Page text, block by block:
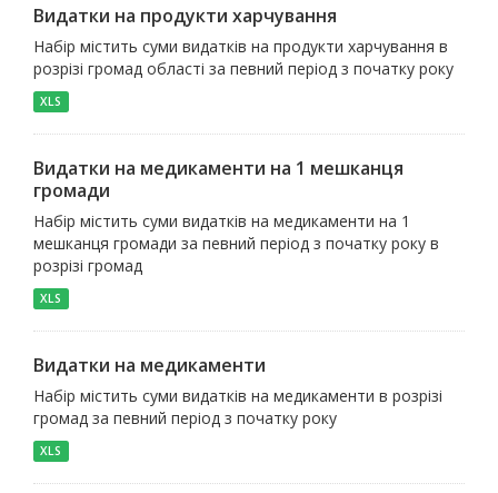
Видатки на продукти харчування
Набір містить суми видатків на продукти харчування в
розрізі громад області за певний період з початку року
XLS
Видатки на медикаменти на 1 мешканця
громади
Набір містить суми видатків на медикаменти на 1
мешканця громади за певний період з початку року в
розрізі громад
XLS
Видатки на медикаменти
Набір містить суми видатків на медикаменти в розрізі
громад за певний період з початку року
XLS